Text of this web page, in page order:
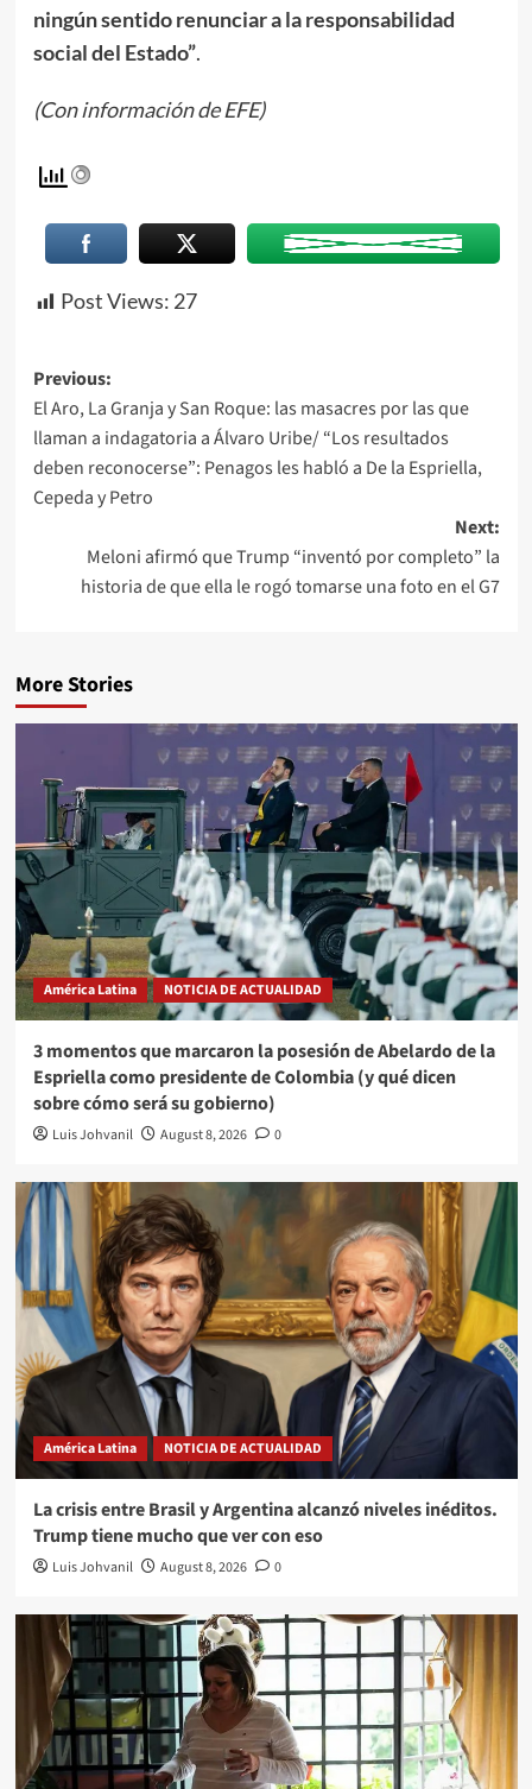
ningún sentido renunciar a la responsabilidad
social del Estado”.
(Con información de EFE)
Post Views: 27
Previous:
El Aro, La Granja y San Roque: las masacres por las que
llaman a indagatoria a Álvaro Uribe/ “Los resultados
deben reconocerse”: Penagos les habló a De la Espriella,
Cepeda y Petro
Next:
Meloni afirmó que Trump “inventó por completo” la
historia de que ella le rogó tomarse una foto en el G7
More Stories
América Latina NOTICIA DE ACTUALIDAD
3 momentos que marcaron la posesión de Abelardo de la
Espriella como presidente de Colombia (y qué dicen
sobre cómo será su gobierno)
Luis Johvanil August 8, 2026 0
América Latina NOTICIA DE ACTUALIDAD
La crisis entre Brasil y Argentina alcanzó niveles inéditos.
Trump tiene mucho que ver con eso
Luis Johvanil August 8, 2026 0